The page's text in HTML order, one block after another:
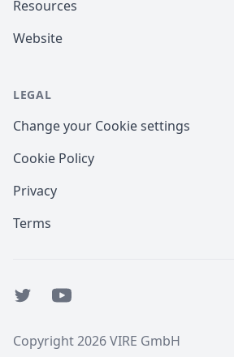
Resources
Website
LEGAL
Change your Cookie settings
Cookie Policy
Privacy
Terms
TwitterYouTube
Copyright 2026 VIRE GmbH